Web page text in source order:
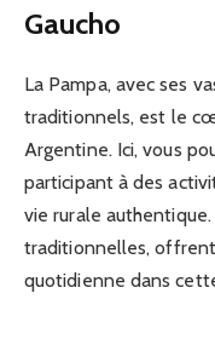
Gaucho
La Pampa, avec ses
traditionnels, est le
Argentine. Ici, vous
participant à des
vie rurale
traditionnelles,
quotidienne dans